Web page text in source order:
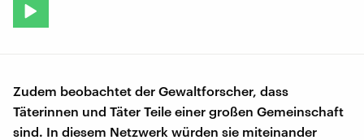
Zudem beobachtet der Gewaltforscher, dass
Täterinnen und Täter Teile einer großen Gemeinschaft
sind. In diesem Netzwerk würden sie miteinander